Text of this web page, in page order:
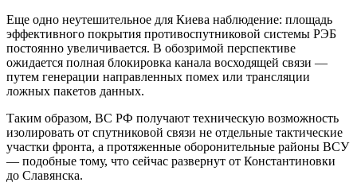
Еще одно неутешительное для Киева наблюдение: площадь
эффективного покрытия противоспутниковой системы РЭБ
постоянно увеличивается. В обозримой перспективе
ожидается полная блокировка канала восходящей связи —
путем генерации направленных помех или трансляции
ложных пакетов данных.
Таким образом, ВС РФ получают техническую возможность
изолировать от спутниковой связи не отдельные тактические
участки фронта, а протяженные оборонительные районы ВСУ
— подобные тому, что сейчас развернут от Константиновки
до Славянска.